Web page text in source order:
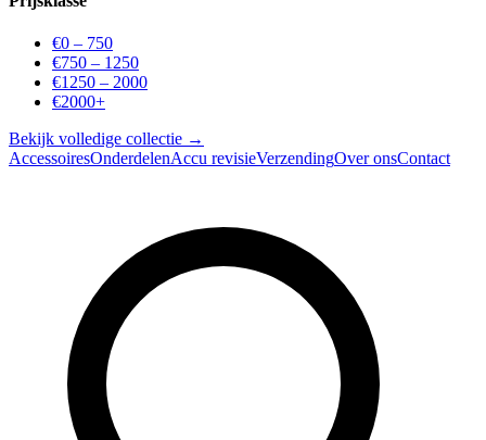
€0 – 750
€750 – 1250
€1250 – 2000
€2000+
Bekijk volledige collectie →
AccessoiresOnderdelenAccu revisieVerzendingOver onsContact